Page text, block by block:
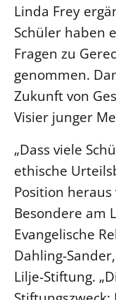
Linda Frey
Schüler haben
Fragen zu
genommen.
Zukunft von
Visier junger
„Dass viele
ethische
Position
Besondere am
Evangelische
Dahling-
Lilje-Stiftung.